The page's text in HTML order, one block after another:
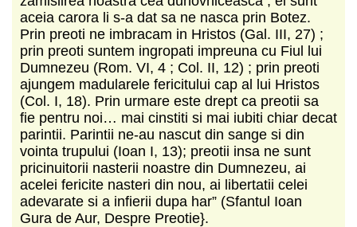
aceia carora li s-a dat sa ne nasca prin Botez.
Prin preoti ne imbracam in Hristos (Gal. III, 27) ;
prin preoti suntem ingropati impreuna cu Fiul lui
Dumnezeu (Rom. VI, 4 ; Col. II, 12) ; prin preoti
ajungem madularele fericitului cap al lui Hristos
(Col. I, 18). Prin urmare este drept ca preotii sa
fie pentru noi… mai cinstiti si mai iubiti chiar decat
parintii. Parintii ne-au nascut din sange si din
vointa trupului (Ioan I, 13); preotii insa ne sunt
pricinuitorii nasterii noastre din Dumnezeu, ai
acelei fericite nasteri din nou, ai libertatii celei
adevarate si a infierii dupa har” (Sfantul Ioan
Gura de Aur, Despre Preotie}.